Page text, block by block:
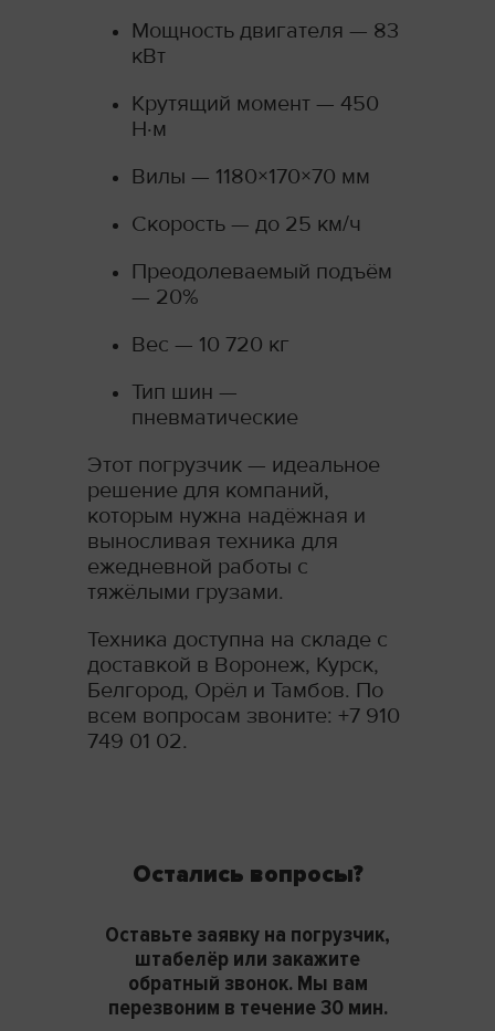
Мощность двигателя — 83
кВт
Крутящий момент — 450
Н·м
Вилы — 1180×170×70 мм
Скорость — до 25 км/ч
Преодолеваемый подъём
— 20%
Вес — 10 720 кг
Тип шин —
пневматические
Этот погрузчик — идеальное
решение для компаний,
которым нужна надёжная и
выносливая техника для
ежедневной работы с
тяжёлыми грузами.
Техника доступна на складе с
доставкой в Воронеж, Курск,
Белгород, Орёл и Тамбов. По
всем вопросам звоните: +7 910
749 01 02.
Остались вопросы?
Оставьте заявку на погрузчик,
штабелёр или закажите
обратный звонок. Мы вам
перезвоним в течение 30 мин.